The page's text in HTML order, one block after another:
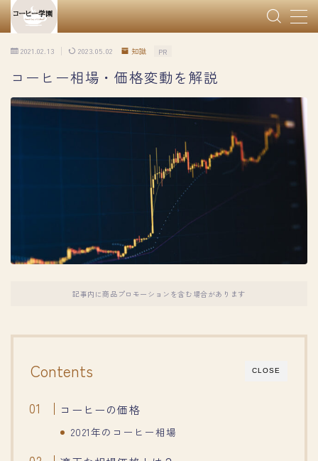
MENU
お問い合わせ
プライバシーポリシー・免責事項
プロフィール
利用規約／特定商取引法に基づく表記
有料記事の決済完了ページ
特定商取引法に基づく表記
2021.02.13 2023.05.02 知識 PR
コーヒー相場・価格変動を解説
記事内に商品プロモーションを含む場合があります
CLOSE
Contents
コーヒーの価格
2021年のコーヒー相場